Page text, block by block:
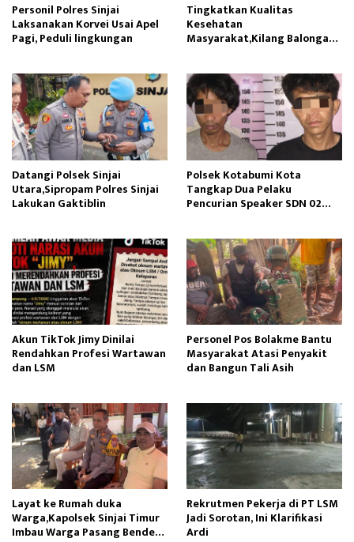
Personil Polres Sinjai
Laksanakan Korvei Usai Apel
Pagi, Peduli lingkungan
Tingkatkan Kualitas
Kesehatan
Masyarakat,Kilang Balongan
Datangi Polsek Sinjai
Utara,Sipropam Polres Sinjai
Lakukan Gaktiblin
Polsek Kotabumi Kota
Tangkap Dua Pelaku
Pencurian Speaker SDN 02
Akun TikTok Jimy Dinilai
Rendahkan Profesi Wartawan
dan LSM
Personel Pos Bolakme Bantu
Masyarakat Atasi Penyakit
dan Bangun Tali Asih
Layat ke Rumah duka
Warga,Kapolsek Sinjai Timur
Imbau Warga Pasang Bendera
Rekrutmen Pekerja di PT LSM
Jadi Sorotan, Ini Klarifikasi
Ardi